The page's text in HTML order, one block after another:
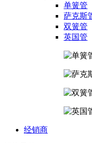
单簧管
萨克斯
双簧管
英国管
经销商